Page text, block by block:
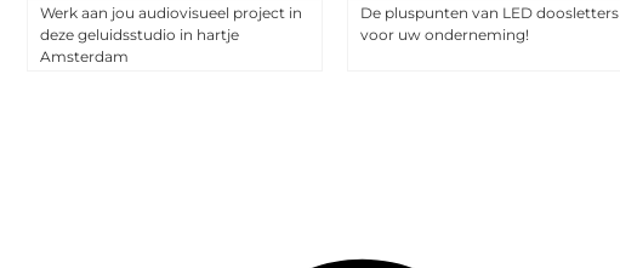
Werk aan jou audiovisueel project in
deze geluidsstudio in hartje
Amsterdam
De pluspunten van LED doosletters
voor uw onderneming!